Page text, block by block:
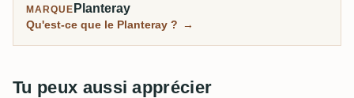
MARQUE Planteray
Qu'est-ce que le Planteray ? →
Tu peux aussi apprécier